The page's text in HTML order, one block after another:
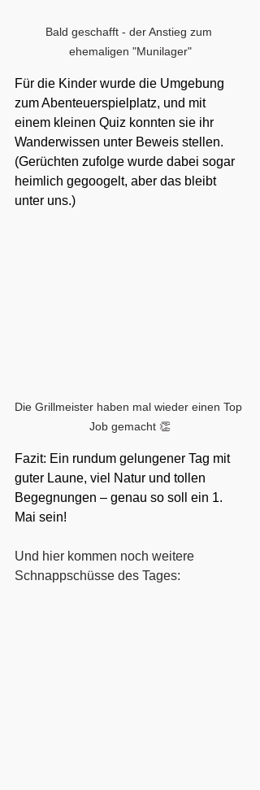
Bald geschafft - der Anstieg zum
ehemaligen "Munilager"
Für die Kinder wurde die Umgebung
zum Abenteuerspielplatz, und mit
einem kleinen Quiz konnten sie ihr
Wanderwissen unter Beweis stellen.
(Gerüchten zufolge wurde dabei sogar
heimlich gegoogelt, aber das bleibt
unter uns.)
Die Grillmeister haben mal wieder einen Top
Job gemacht 👏
Fazit: Ein rundum gelungener Tag mit
guter Laune, viel Natur und tollen
Begegnungen – genau so soll ein 1.
Mai sein!
Und hier kommen noch weitere
Schnappschüsse des Tages: